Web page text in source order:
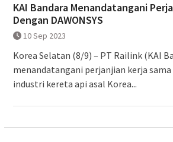
KAI Bandara Menandatangani
Dengan DAWONSYS
10 Sep 2023
Korea Selatan (8/9) – PT Railink (KAI
menandatangani perjanjian kerja sama
industri kereta api asal Korea...